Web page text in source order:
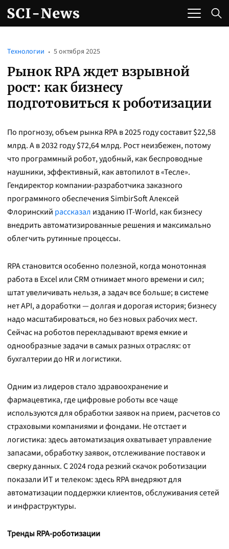
Рынок RPA ждет взрывной
рост: как бизнесу
подготовиться к роботизации
Технологии 5 октября 2025
По прогнозу, объем рынка RPA в 2025 году составит $22,58
млрд. А в 2032 году $72,64 млрд. Рост неизбежен, потому
что программный робот, удобный, как беспроводные
наушники, эффективный, как автопилот в «Тесле».
Гендиректор компании-разработчика заказного
программного обеспечения SimbirSoft Алексей
Флоринский рассказал изданию IT-World, как бизнесу
внедрить автоматизированные решения и максимально
облегчить рутинные процессы.
RPA становится особенно полезной, когда монотонная
работа в Excel или CRM отнимает много времени и сил;
штат увеличивать нельзя, а задач все больше; в системе
нет API, а доработки — долгая и дорогая история; бизнесу
надо масштабироваться, но без новых рабочих мест.
Сейчас на роботов перекладывают время емкие и
однообразные задачи в самых разных отраслях: от
бухгалтерии до HR и логистики.
Одним из лидеров стало здравоохранение и
фармацевтика, где цифровые роботы все чаще
используются для обработки заявок на прием, расчетов со
страховыми компаниями и фондами. Не отстает и
логистика: здесь автоматизация охватывает управление
запасами, обработку заявок, отслеживание поставок и
сверку данных. С 2024 года резкий скачок роботизации
показали ИT и телеком: здесь RPA внедряют для
автоматизации поддержки клиентов, обслуживания сетей
и инфраструктуры.
Тренды RPA-роботизации